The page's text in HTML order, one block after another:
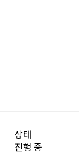
상태
진행 중